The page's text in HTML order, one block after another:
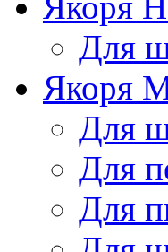
Для
Якоря
Для
Для
Для